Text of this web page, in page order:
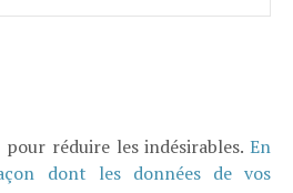
réduire les indésirables. En
dont les données de vos